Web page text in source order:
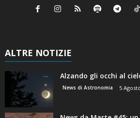
ALTRE NOTIZIE
Alzando gli occhi al
News di Astronomia 5